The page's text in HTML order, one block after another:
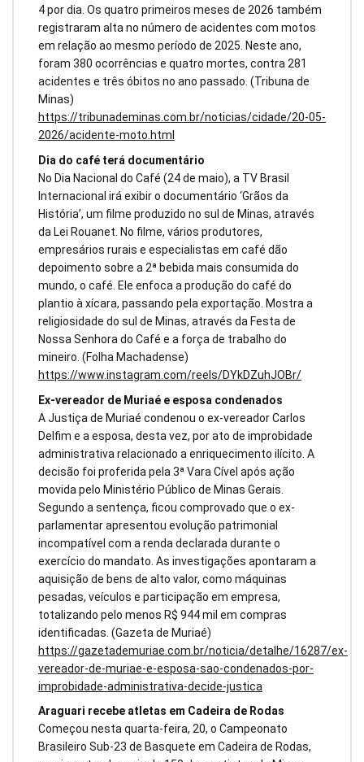
4 por dia. Os quatro primeiros meses de 2026 também
registraram alta no número de acidentes com motos
em relação ao mesmo período de 2025. Neste ano,
foram 380 ocorrências e quatro mortes, contra 281
acidentes e três óbitos no ano passado. (Tribuna de
Minas)
https://tribunademinas.com.br/noticias/cidade/20-05-
2026/acidente-moto.html
Dia do café terá documentário
No Dia Nacional do Café (24 de maio), a TV Brasil
Internacional irá exibir o documentário ‘Grãos da
História’, um filme produzido no sul de Minas, através
da Lei Rouanet. No filme, vários produtores,
empresários rurais e especialistas em café dão
depoimento sobre a 2ª bebida mais consumida do
mundo, o café. Ele enfoca a produção do café do
plantio à xícara, passando pela exportação. Mostra a
religiosidade do sul de Minas, através da Festa de
Nossa Senhora do Café e a força de trabalho do
mineiro. (Folha Machadense)
https://www.instagram.com/reels/DYkDZuhJOBr/
Ex-vereador de Muriaé e esposa condenados
A Justiça de Muriaé condenou o ex-vereador Carlos
Delfim e a esposa, desta vez, por ato de improbidade
administrativa relacionado a enriquecimento ilícito. A
decisão foi proferida pela 3ª Vara Cível após ação
movida pelo Ministério Público de Minas Gerais.
Segundo a sentença, ficou comprovado que o ex-
parlamentar apresentou evolução patrimonial
incompatível com a renda declarada durante o
exercício do mandato. As investigações apontaram a
aquisição de bens de alto valor, como máquinas
pesadas, veículos e participação em empresa,
totalizando pelo menos R$ 944 mil em compras
identificadas. (Gazeta de Muriaé)
https://gazetademuriae.com.br/noticia/detalhe/16287/ex-
vereador-de-muriae-e-esposa-sao-condenados-por-
improbidade-administrativa-decide-justica
Araguari recebe atletas em Cadeira de Rodas
Começou nesta quarta-feira, 20, o Campeonato
Brasileiro Sub-23 de Basquete em Cadeira de Rodas,